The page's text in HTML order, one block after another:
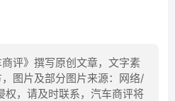
评》撰写原创文章，文字素
图片及部分图片来源：网络/
权，请及时联系，汽车商评将